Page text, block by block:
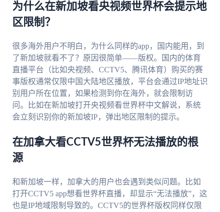
为什么在新加坡看央视频世界杯会提示地
区限制？
很多海外用户不明白，为什么同样的app，国内能用，到
了新加坡就看不了？原因很简单——版权。国内的体育
直播平台（比如央视频、CCTV5、腾讯体育）购买的赛
事版权通常仅限中国大陆地区播放，平台会通过IP地址识
别用户所在位置，如果检测到你在海外，就会限制访
问。比如在新加坡打开央视频看世界杯中文解说，系统
会立刻识别你的新加坡IP，弹出地区限制的提示。
在加拿大看CCTV5世界杯无法播放的根
源
和新加坡一样，加拿大的用户也会遇到类似问题。比如
打开CCTV5 app想看世界杯直播，却显示“无法播放”，这
也是IP地域限制导致的。CCTV5的世界杯版权同样仅限